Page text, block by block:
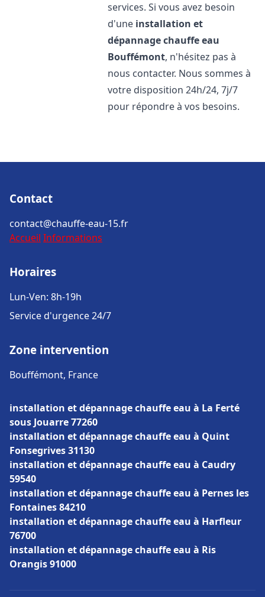
services. Si vous avez besoin
d'une installation et
dépannage chauffe eau
Bouffémont, n'hésitez pas à
nous contacter. Nous sommes à
votre disposition 24h/24, 7j/7
pour répondre à vos besoins.
Contact
contact@chauffe-eau-15.fr
Accueil Informations
Horaires
Lun-Ven: 8h-19h
Service d'urgence 24/7
Zone intervention
Bouffémont, France
installation et dépannage chauffe eau à La Ferté
sous Jouarre 77260
installation et dépannage chauffe eau à Quint
Fonsegrives 31130
installation et dépannage chauffe eau à Caudry
59540
installation et dépannage chauffe eau à Pernes les
Fontaines 84210
installation et dépannage chauffe eau à Harfleur
76700
installation et dépannage chauffe eau à Ris
Orangis 91000